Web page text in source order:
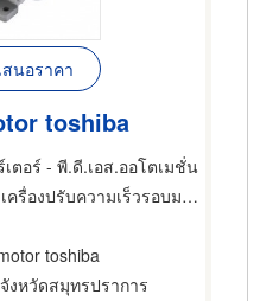
นอราคา
toshiba
ตอร์ - พี.ดี.เอส.ออโตเมชั่น
ามเร็วรอบมอเตอร์ไฟฟ้า,ซ่อมมอเตอร์ไฟฟ้า
toshiba
จังหวัดสมุทรปราการ